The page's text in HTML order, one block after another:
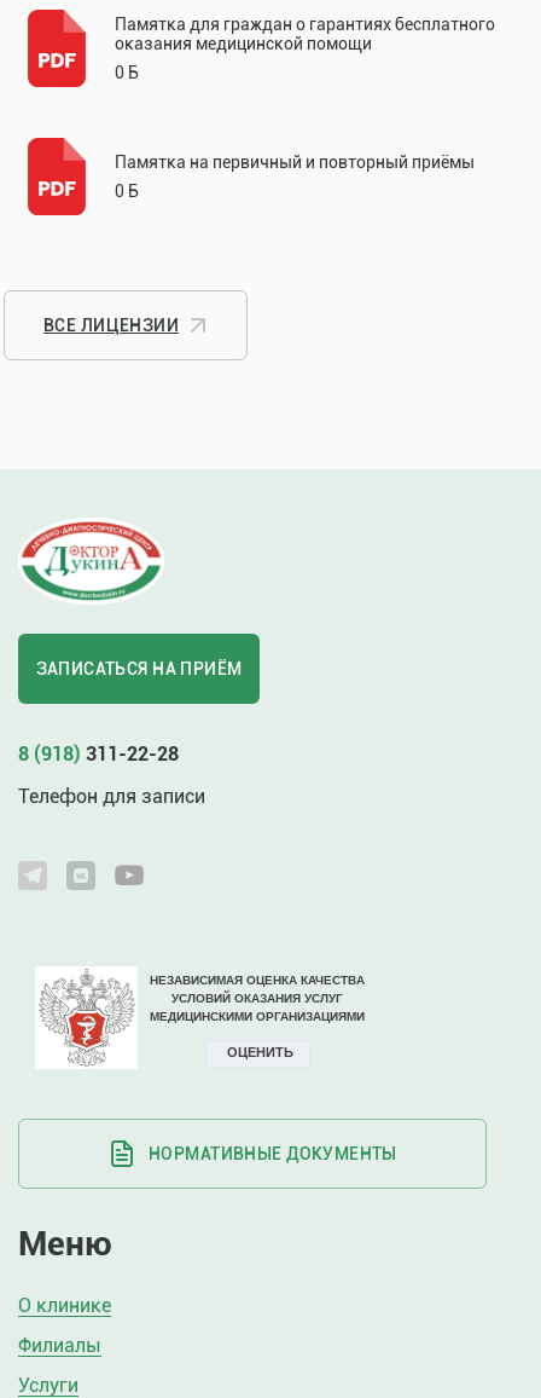
Памятка для граждан о гарантиях бесплатного
оказания медицинской помощи
0 Б
Памятка на первичный и повторный приёмы
0 Б
ВСЕ ЛИЦЕНЗИИ
ЗАПИСАТЬСЯ НА ПРИЁМ
8 (918) 311-22-28
Телефон для записи
НОРМАТИВНЫЕ ДОКУМЕНТЫ
Меню
О клинике
Филиалы
Услуги